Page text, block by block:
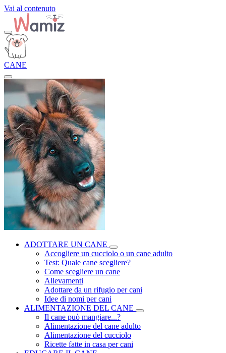
Vai al contenuto
CANE
ADOTTARE UN CANE
Accogliere un cucciolo o un cane adulto
Test: Quale cane scegliere?
Come scegliere un cane
Allevamenti
Adottare da un rifugio per cani
Idee di nomi per cani
ALIMENTAZIONE DEL CANE
Il cane può mangiare...?
Alimentazione del cane adulto
Alimentazione del cucciolo
Ricette fatte in casa per cani